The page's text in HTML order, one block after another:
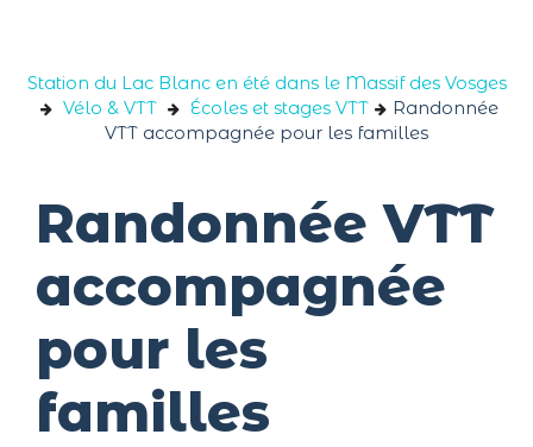
Station du Lac Blanc en été dans le Massif des Vosges
Vélo & VTT
Écoles et stages VTT
Randonnée
VTT accompagnée pour les familles
Randonnée VTT
accompagnée
pour les
familles